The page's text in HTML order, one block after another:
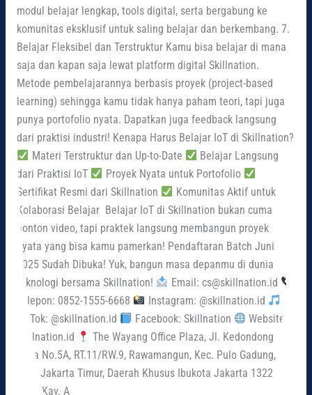
modul belajar lengkap, tools digital, serta bergabung ke
komunitas eksklusif untuk saling belajar dan berkembang. 7.
Belajar Fleksibel dan Terstruktur Kamu bisa belajar di mana
saja dan kapan saja lewat platform digital Skillnation.
Metode pembelajarannya berbasis proyek (project-based
learning) sehingga kamu tidak hanya paham teori, tapi juga
punya portofolio nyata. Dapatkan juga feedback langsung
dari praktisi industri! Kenapa Harus Belajar IoT di Skillnation?
Materi Terstruktur dan Up-to-Date
Belajar Langsung
dari Praktisi IoT
Proyek Nyata untuk Portofolio
Sertifikat Resmi dari Skillnation
Komunitas Aktif untuk
Kolaborasi Belajar Belajar IoT di Skillnation bukan cuma
nonton video, tapi praktek langsung membangun proyek
nyata yang bisa kamu pamerkan! Pendaftaran Batch Juni
2025 Sudah Dibuka! Yuk, bangun masa depanmu di dunia
teknologi bersama Skillnation!
Email: cs@skillnation.id
Telepon: 0852-1555-6668
Instagram: @skillnation.id
TikTok: @skillnation.id
Facebook: Skillnation
Website:
skillnation.id
The Wayang Office Plaza, Jl. Kedondong
Raya No.5A, RT.11/RW.9, Rawamangun, Kec. Pulo Gadung,
Kota Jakarta Timur, Daerah Khusus Ibukota Jakarta 13220.
Lt. 3, Kav. A